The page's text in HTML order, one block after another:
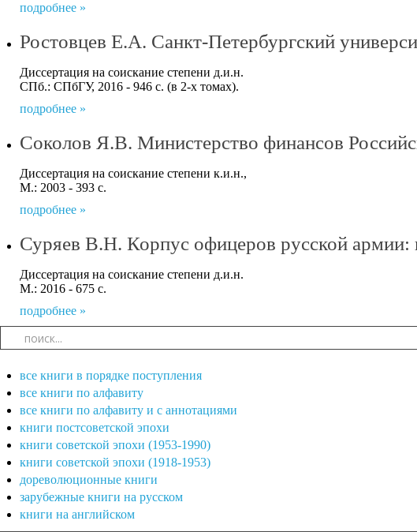
подробнее »
Ростовцев Е.А. Санкт-Петербургский
Диссертация на соискание степени д.и.н.
СПб.: СПбГУ, 2016 - 946 с. (в 2-х томах).
подробнее »
Соколов Я.В. Министерство финансов
Диссертация на соискание степени к.и.н.,
М.: 2003 - 393 с.
подробнее »
Суряев В.Н. Корпус офицеров русской армии:
Диссертация на соискание степени д.и.н.
М.: 2016 - 675 с.
подробнее »
все книги в порядке поступления
все книги по алфавиту
все книги по алфавиту и с аннотациями
книги постсоветской эпохи
книги советской эпохи (1953-1990)
книги советской эпохи (1918-1953)
дореволюционные книги
зарубежные книги на русском
книги на английском